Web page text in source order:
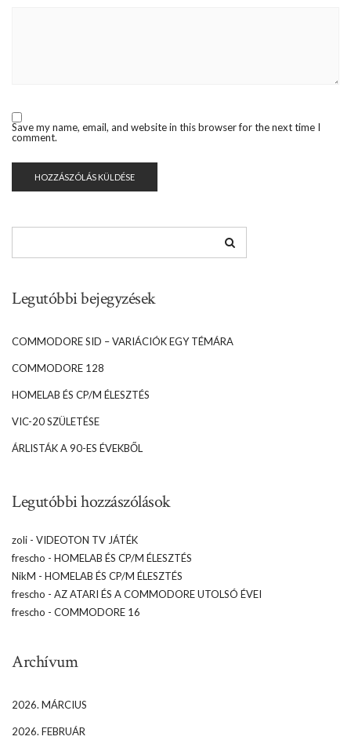
Save my name, email, and website in this browser for the next time I
comment.
Legutóbbi bejegyzések
COMMODORE SID – VARIÁCIÓK EGY TÉMÁRA
COMMODORE 128
HOMELAB ÉS CP/M ÉLESZTÉS
VIC-20 SZÜLETÉSE
ÁRLISTÁK A 90-ES ÉVEKBŐL
Legutóbbi hozzászólások
zoli - VIDEOTON TV JÁTÉK
frescho - HOMELAB ÉS CP/M ÉLESZTÉS
NikM - HOMELAB ÉS CP/M ÉLESZTÉS
frescho - AZ ATARI ÉS A COMMODORE UTOLSÓ ÉVEI
frescho - COMMODORE 16
Archívum
2026. MÁRCIUS
2026. FEBRUÁR